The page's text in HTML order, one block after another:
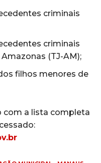
criminais
criminais
(TJ-AM);
filhos menores de
com a lista completa